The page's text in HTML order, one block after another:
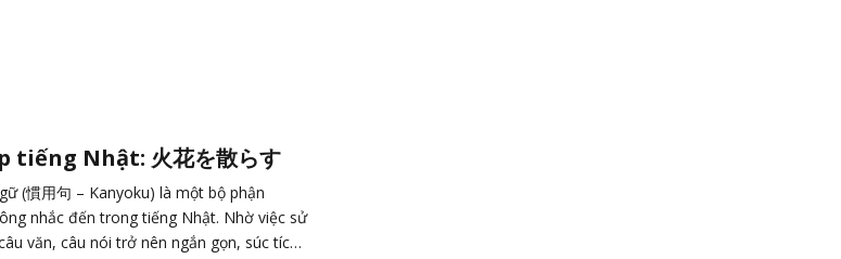
tiếng Nhật: 火花を散らす
(慣用句 – Kanyoku) là một bộ phận
nhắc đến trong tiếng Nhật. Nhờ việc sử
văn, câu nói trở nên ngắn gọn, súc tích